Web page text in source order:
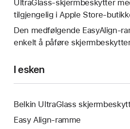
UltraGlass-skjermbeskytter
tilgjengelig i Apple Store-
Den medfølgende EasyAlign-
enkelt å påføre
I esken
Belkin UltraGlass
Easy Align-ramme